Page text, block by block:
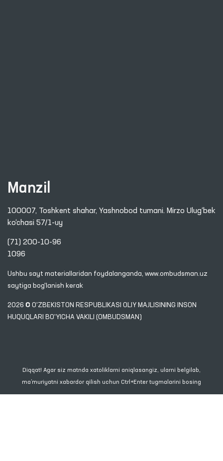
Manzil
100007, Toshkent shahar, Yashnobod tumani. Mirzo Ulug‘bek
ko‘chasi 57/1-uy
(71) 200-10-96
1096
Ushbu sayt materiallaridan foydalanganda, www.ombudsman.uz
saytiga bog'lanish kerak
2026 © O'ZBEKISTON RESPUBLIKASI OLIY MAJLISINING INSON
HUQUQLARI BO'YICHA VAKILI (OMBUDSMAN)
Diqqat! Agar siz matnda xatoliklarni aniqlasangiz, ularni belgilab,
ma’muriyatni xabardor qilish uchun Ctrl+Enter tugmalarini bosing